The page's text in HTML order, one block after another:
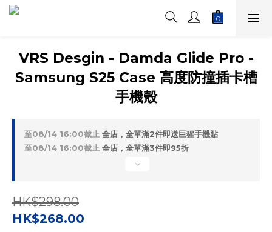
VRS Desgin - Damda Glide Pro -
Samsung S25 Case 高度防撞插卡槽
手機殼
至08/14 16:00截止 全店，全單滿2件即送巨猩手機貼
至08/14 16:00截止 全店，全單滿3件即95折
HK$298.00
HK$268.00